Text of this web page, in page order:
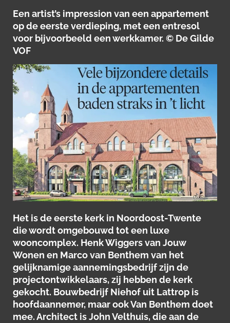
Een artist’s impression van een appartement
op de eerste verdieping, met een entresol
voor bijvoorbeeld een werkkamer. © De Gilde
VOF
Het is de eerste kerk in Noordoost-Twente
die wordt omgebouwd tot een luxe
wooncomplex. Henk Wiggers van Jouw
Wonen en Marco van Benthem van het
gelijknamige aannemingsbedrijf zijn de
projectontwikkelaars, zij hebben de kerk
gekocht. Bouwbedrijf Niehof uit Lattrop is
hoofdaannemer, maar ook Van Benthem doet
mee. Architect is John Velthuis, die aan de